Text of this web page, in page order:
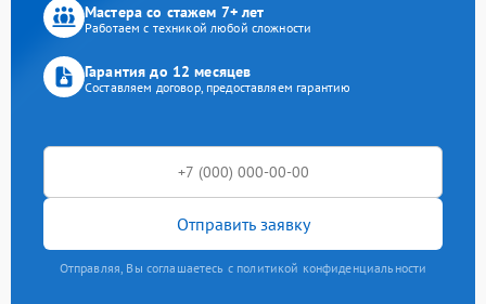
Мастера со стажем 7+ лет
Работаем с техникой любой сложности
Гарантия до 12 месяцев
Составляем договор, предоставляем гарантию
Отправить заявку
Отправляя, Вы соглашаетесь с политикой конфиденциальности